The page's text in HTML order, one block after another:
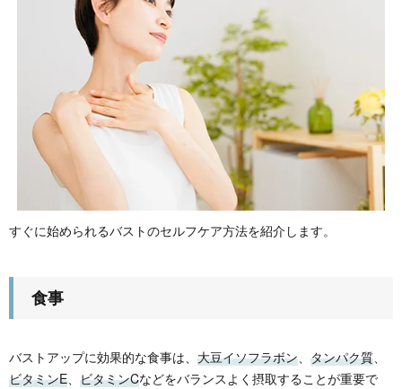
すぐに始められるバストのセルフケア方法を紹介します。
食事
バストアップに効果的な食事は、 大豆イソフラボン タンパク質
ビタミンE
ビタミンCなどをバランスよく摂取することが重要で